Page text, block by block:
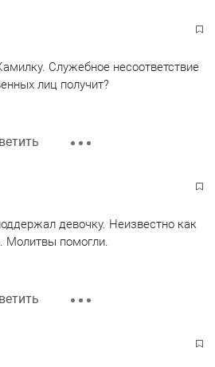
Служебное несоответствие
лиц получит?
девочку. Неизвестно как
Молитвы помогли.